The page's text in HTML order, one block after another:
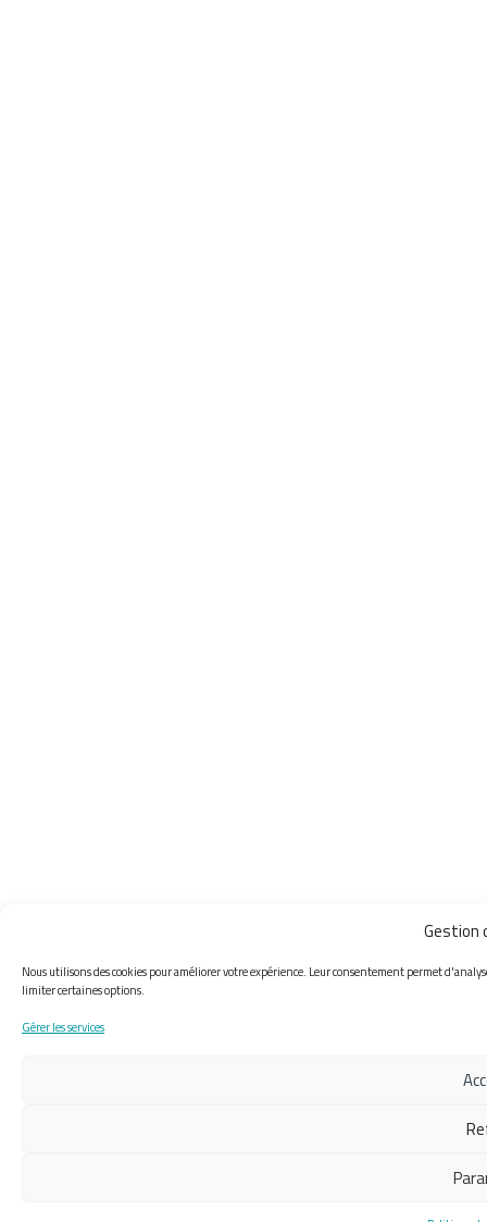
Gestion
Nous utilisons des cookies pour améliorer votre expérience. Leur consentement permet
limiter certaines options.
Gérer les services